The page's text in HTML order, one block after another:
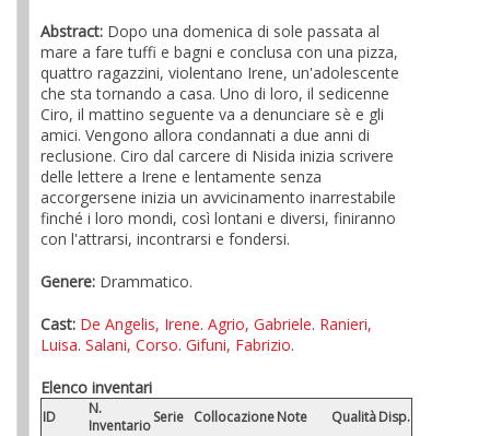
Abstract: Dopo una domenica di sole passata al
mare a fare tuffi e bagni e conclusa con una pizza,
quattro ragazzini, violentano Irene, un'adolescente
che sta tornando a casa. Uno di loro, il sedicenne
Ciro, il mattino seguente va a denunciare sè e gli
amici. Vengono allora condannati a due anni di
reclusione. Ciro dal carcere di Nisida inizia scrivere
delle lettere a Irene e lentamente senza
accorgersene inizia un avvicinamento inarrestabile
finché i loro mondi, così lontani e diversi, finiranno
con l'attrarsi, incontrarsi e fondersi.
Genere: Drammatico.
Cast: De Angelis, Irene. Agrio, Gabriele. Ranieri,
Luisa. Salani, Corso. Gifuni, Fabrizio.
Elenco inventari
ID
N.
InventarioSerie CollocazioneNote QualitàDisp.